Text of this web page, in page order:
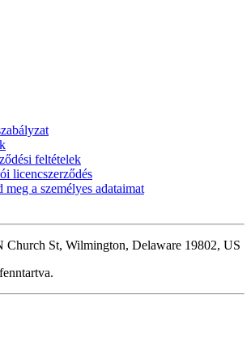
feltételek
licencszerződés
meg a személyes adataimat
Church St, Wilmington, Delaware 19802, US